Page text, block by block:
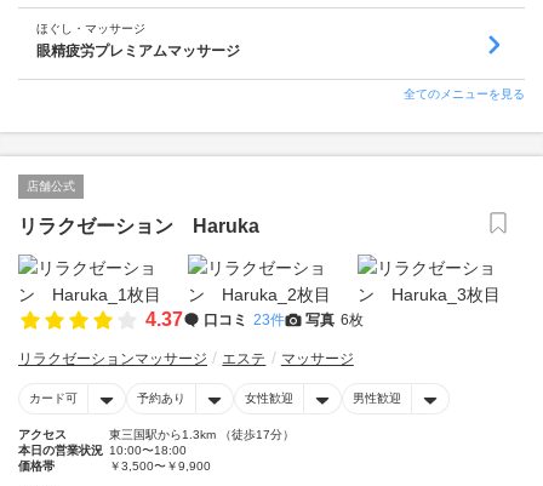
ほぐし・マッサージ
眼精疲労プレミアムマッサージ
全てのメニューを見る
店舗公式
リラクゼーション Haruka
4.37 口コミ 23件 写真 6枚
リラクゼーションマッサージ エステ マッサージ
カード可 予約あり 女性歓迎 男性歓迎
アクセス
東三国駅から1.3km （徒歩17分）
本日の営業状況 10:00〜18:00
価格帯
￥3,500〜￥9,900